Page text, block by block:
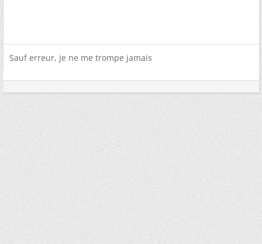
Sauf erreur, je ne me trompe jamais